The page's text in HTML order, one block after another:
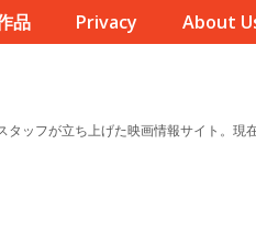
品 Privacy About
ッフが立ち上げた映画情報サイト。現